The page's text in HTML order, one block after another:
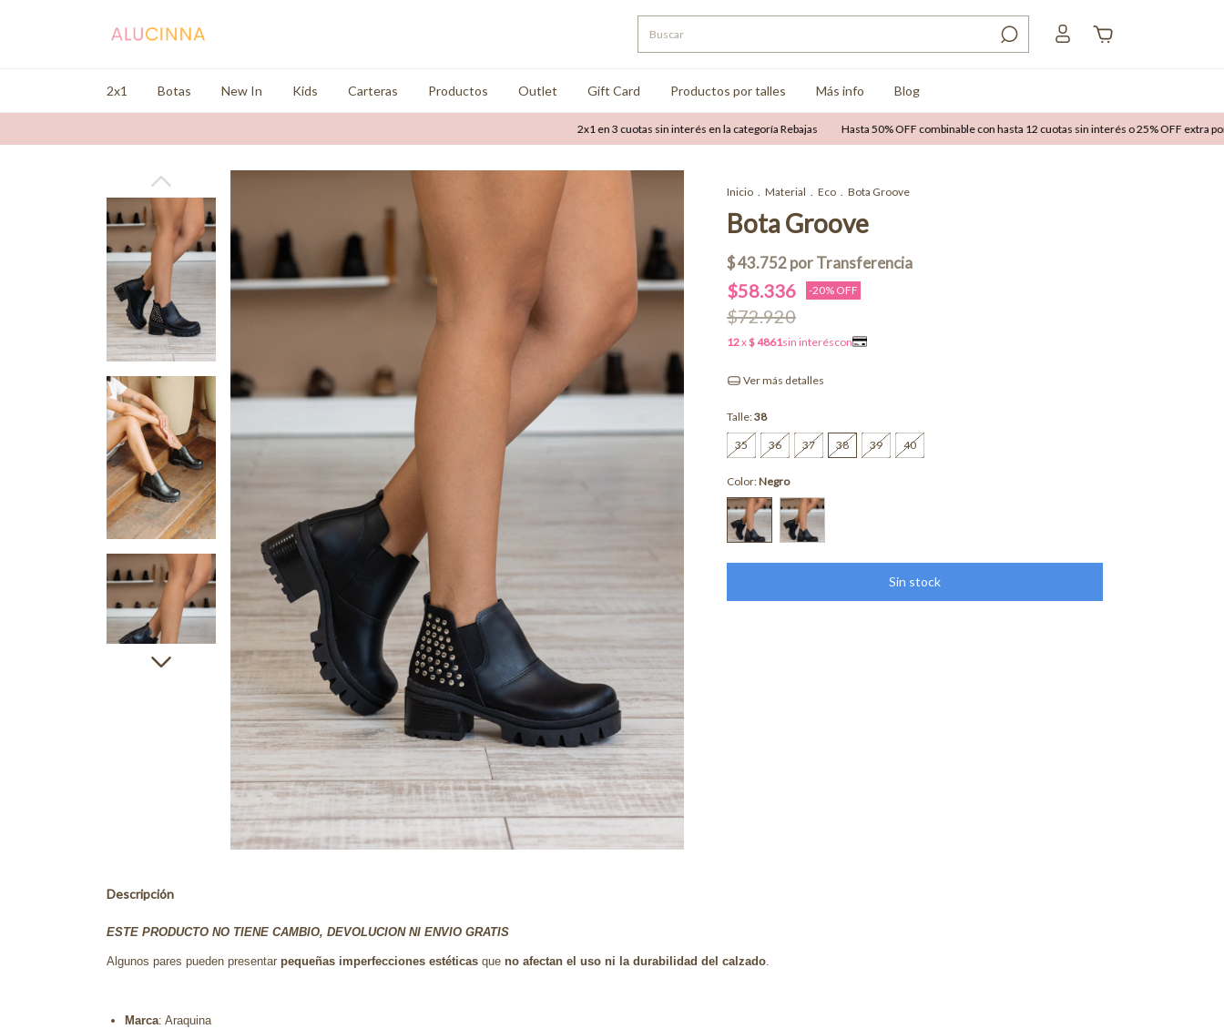
2x1 Botas New In Kids Carteras Productos Outlet Gift Card Productos por talles Más info Blog
2x1 en 3 cuotas sin interés en la categoría Rebajas Hasta 50% OFF combinable con hasta 12 cuotas sin interés o 25% OFF extra por
Inicio . Material . Eco . Bota Groove
Bota Groove
$58.336 -20% OFF
$72.920
Ver más detalles
Talle:38
35 36 37 38 39 40
Color:Negro
Descripción
ESTE PRODUCTO NO TIENE CAMBIO, DEVOLUCION NI ENVIO GRATIS
Algunos pares pueden presentar pequeñas imperfecciones estéticas que no afectan el uso ni la durabilidad del calzado.
Marca: Araquina